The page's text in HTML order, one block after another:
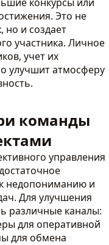
Это не
но и создает
участника. Личное
учет их
улучшит атмосферу
команды
управления
недопониманию и
Для улучшения
различные каналы:
для оперативной
для обмена